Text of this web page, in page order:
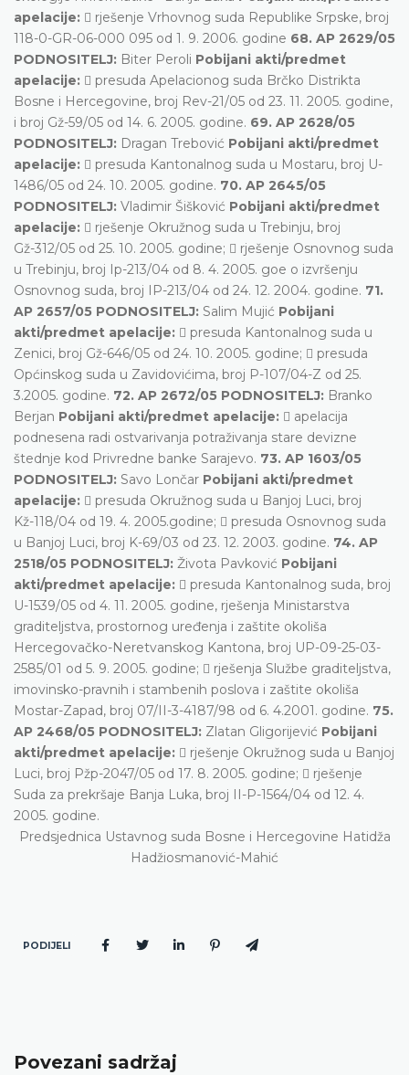
apelacije:  rješenje Vrhovnog suda Republike Srpske, broj
118-0-GR-06-000 095 od 1. 9. 2006. godine 68. AP 2629/05
PODNOSITELJ: Biter Peroli Pobijani akti/predmet
apelacije:  presuda Apelacionog suda Brčko Distrikta
Bosne i Hercegovine, broj Rev-21/05 od 23. 11. 2005. godine,
i broj Gž-59/05 od 14. 6. 2005. godine. 69. AP 2628/05
PODNOSITELJ: Dragan Trebović Pobijani akti/predmet
apelacije:  presuda Kantonalnog suda u Mostaru, broj U-
1486/05 od 24. 10. 2005. godine. 70. AP 2645/05
PODNOSITELJ: Vladimir Šišković Pobijani akti/predmet
apelacije:  rješenje Okružnog suda u Trebinju, broj
Gž-312/05 od 25. 10. 2005. godine;  rješenje Osnovnog suda
u Trebinju, broj Ip-213/04 od 8. 4. 2005. goe o izvršenju
Osnovnog suda, broj IP-213/04 od 24. 12. 2004. godine. 71.
AP 2657/05 PODNOSITELJ: Salim Mujić Pobijani
akti/predmet apelacije:  presuda Kantonalnog suda u
Zenici, broj Gž-646/05 od 24. 10. 2005. godine;  presuda
Općinskog suda u Zavidovićima, broj P-107/04-Z od 25.
3.2005. godine. 72. AP 2672/05 PODNOSITELJ: Branko
Berjan Pobijani akti/predmet apelacije:  apelacija
podnesena radi ostvarivanja potraživanja stare devizne
štednje kod Privredne banke Sarajevo. 73. AP 1603/05
PODNOSITELJ: Savo Lončar Pobijani akti/predmet
apelacije:  presuda Okružnog suda u Banjoj Luci, broj
Kž-118/04 od 19. 4. 2005.godine;  presuda Osnovnog suda
u Banjoj Luci, broj K-69/03 od 23. 12. 2003. godine. 74. AP
2518/05 PODNOSITELJ: Života Pavković Pobijani
akti/predmet apelacije:  presuda Kantonalnog suda, broj
U-1539/05 od 4. 11. 2005. godine, rješenja Ministarstva
graditeljstva, prostornog uređenja i zaštite okoliša
Hercegovačko-Neretvanskog Kantona, broj UP-09-25-03-
2585/01 od 5. 9. 2005. godine;  rješenja Službe graditeljstva,
imovinsko-pravnih i stambenih poslova i zaštite okoliša
Mostar-Zapad, broj 07/II-3-4187/98 od 6. 4.2001. godine. 75.
AP 2468/05 PODNOSITELJ: Zlatan Gligorijević Pobijani
akti/predmet apelacije:  rješenje Okružnog suda u Banjoj
Luci, broj Pžp-2047/05 od 17. 8. 2005. godine;  rješenje
Suda za prekršaje Banja Luka, broj II-P-1564/04 od 12. 4.
2005. godine.
Predsjednica Ustavnog suda Bosne i Hercegovine Hatidža
Hadžiosmanović-Mahić
PODIJELI
Povezani sadržaj